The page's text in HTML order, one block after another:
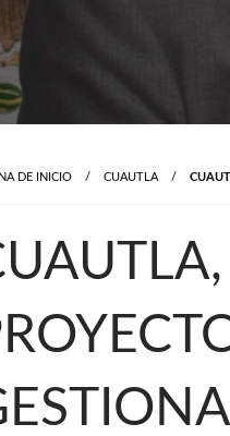
DE INICIO CUAUTLA